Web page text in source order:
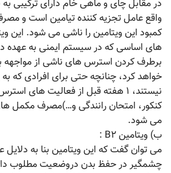
در مقابل چای و ماهی خام دارای ترکیبی به
واقع عامل تجزیه کننده تیامین است و
کمبود این ویتامین را ناشی می شود. این
های اساسی که در سیستم ایمنی به عهده
برطرف کردن استرس های ناشی از مواجهه
خواهد کرد، چنانچه حتی برای افرادی که
نیستند، ۱ هفته قبل از فعالیت های
کنکور، امتحان رانندگی و…)مصرف مکمل
می شود.
ب) ویتامین B۲ :
می توان گفت که این ویتامین بنا به
چشمگیر در حفظ بدن دروضعیت مطلوب